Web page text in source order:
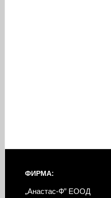
ФИРМА:
„Анастас-Ф” ЕООД